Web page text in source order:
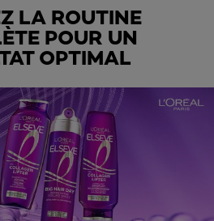
LA ROUTINE
POUR UN
OPTIMAL